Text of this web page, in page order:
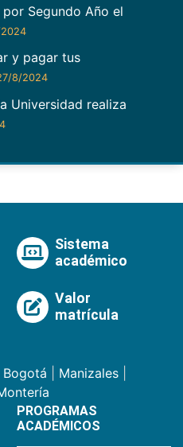
Segundo Año el
2024
y pagar tus
8/2024
Universidad realiza
Sistema
académico
Valor
matrícula
Bogotá Manizales
PROGRAMAS
ACADÉMICOS